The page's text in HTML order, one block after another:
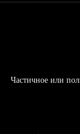
Частичное или